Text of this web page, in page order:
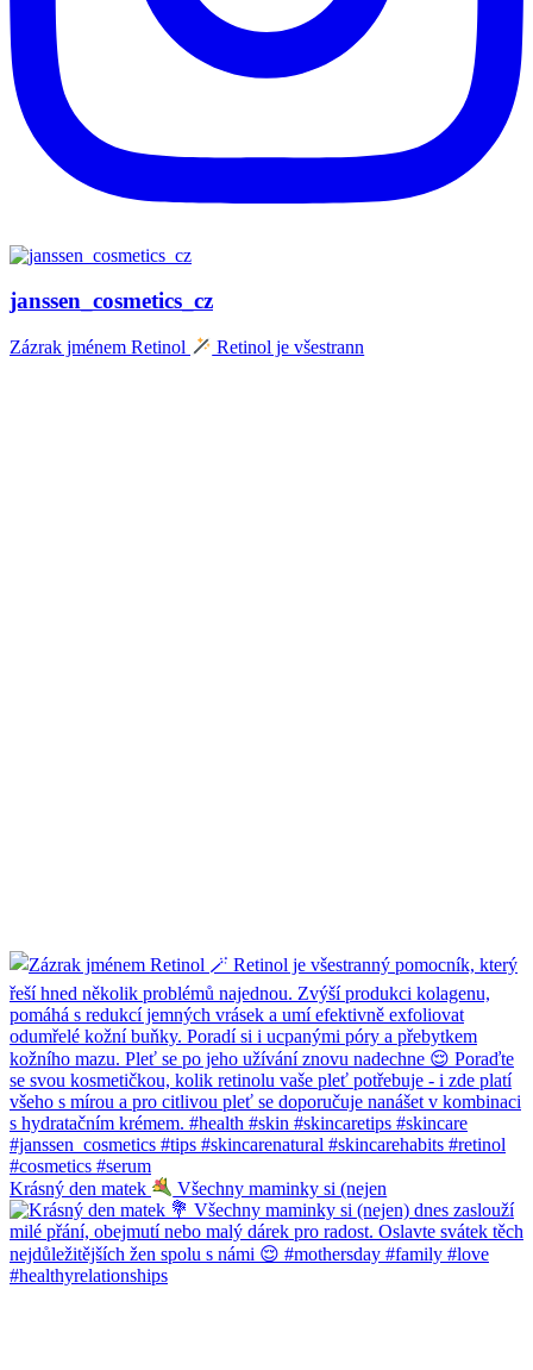
janssen_cosmetics_cz
Zázrak jménem Retinol Retinol je všestrann
Krásný den matek Všechny maminky si (nejen